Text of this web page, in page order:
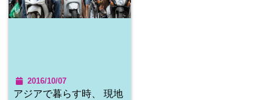
2016/10/07
アジアで暮らす時、 現地